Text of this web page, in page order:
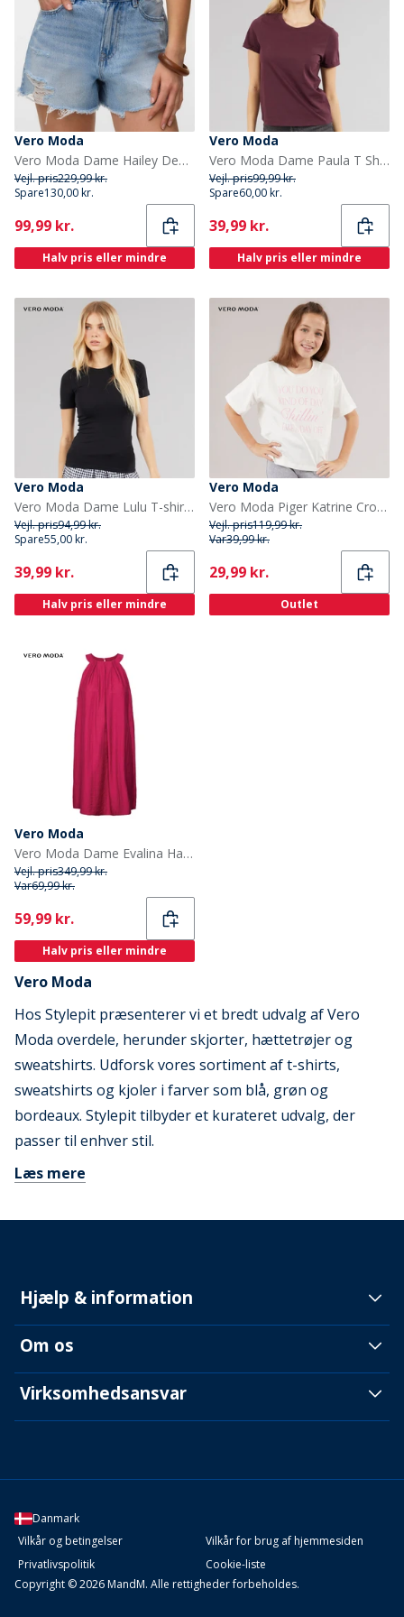
Vero Moda
Vero Moda Dame Hailey Denim Shorts Light Blue Denim
Vejl. pris229,99 kr.
Spare130,00 kr.
Current
99,99 kr.
Halv pris eller mindre
Vero Moda
Vero Moda Dame Paula T Shirt Wine Tasting
Vejl. pris99,99 kr.
Spare60,00 kr.
Current
39,99 kr.
Halv pris eller mindre
Vero Moda
Vero Moda Dame Lulu T-shirt Sort
Vejl. pris94,99 kr.
Spare55,00 kr.
Current
39,99 kr.
Halv pris eller mindre
Vero Moda
Vero Moda Piger Katrine Cropped T-shirt Snow White Chillin C-12 Snow White Chillin
Vejl. pris119,99 kr.
Var39,99 kr.
Current
29,99 kr.
Outlet
Vero Moda
Vero Moda Dame Evalina Halterneck Mini Kjole Sangria
Vejl. pris349,99 kr.
Var69,99 kr.
Current
59,99 kr.
Halv pris eller mindre
Vero Moda
Hos Stylepit præsenterer vi et bredt udvalg af Vero
Moda overdele, herunder skjorter, hættetrøjer og
sweatshirts. Udforsk vores sortiment af t-shirts,
sweatshirts og kjoler i farver som blå, grøn og
bordeaux. Stylepit tilbyder et kurateret udvalg, der
passer til enhver stil.
Læs mere
Hjælp & information
Om os
Virksomhedsansvar
Danmark
Vilkår og betingelser
Vilkår for brug af hjemmesiden
Privatlivspolitik
Cookie-liste
Copyright © 2026 MandM. Alle rettigheder forbeholdes.